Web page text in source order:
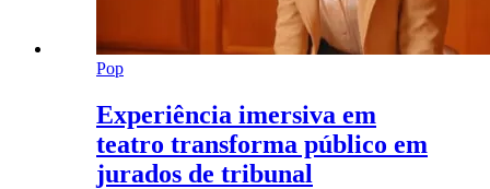
Pop
Experiência imersiva em
teatro transforma público em
jurados de tribunal